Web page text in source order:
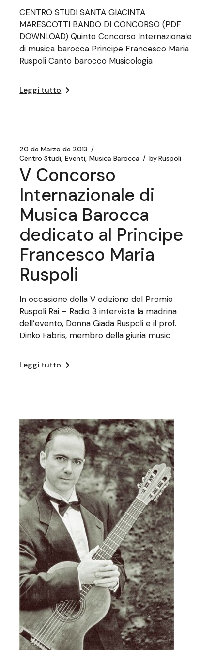
CENTRO STUDI SANTA GIACINTA
MARESCOTTI BANDO DI CONCORSO (PDF
DOWNLOAD) Quinto Concorso Internazionale
di musica barocca Principe Francesco Maria
Ruspoli Canto barocco Musicologia
Leggi tutto
20 de Marzo de 2013
Centro Studi Eventi Musica Barocca byRuspoli
V Concorso
Internazionale di
Musica Barocca
dedicato al Principe
Francesco Maria
Ruspoli
In occasione della V edizione del Premio
Ruspoli Rai – Radio 3 intervista la madrina
dell’evento, Donna Giada Ruspoli e il prof.
Dinko Fabris, membro della giuria music
Leggi tutto